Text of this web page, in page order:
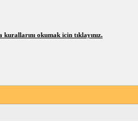
kurallarını okumak icin tıklayınız.